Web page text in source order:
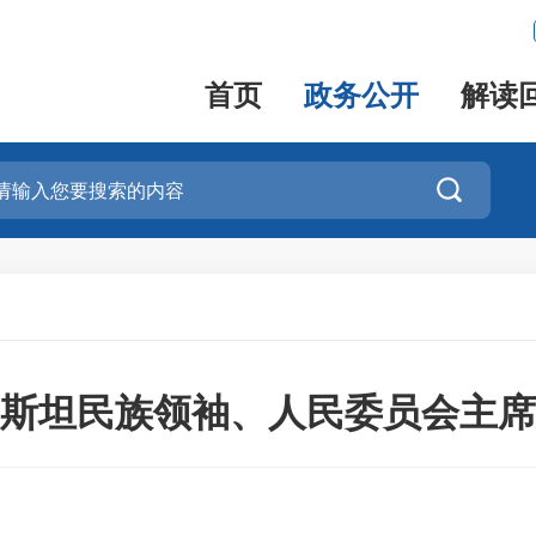
首页 政务公开 解读

坦民族领袖、人民委员会主